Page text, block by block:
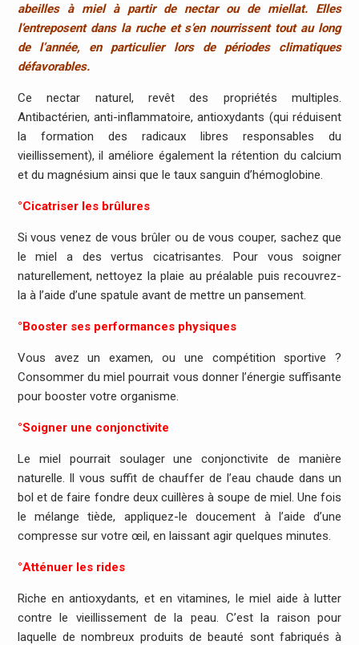
abeilles à miel à partir de nectar ou de miellat. Elles
l’entreposent dans la ruche et s’en nourrissent tout au long
de l’année, en particulier lors de périodes climatiques
défavorables.
Ce nectar naturel, revêt des propriétés multiples.
Antibactérien, anti-inflammatoire, antioxydants (qui réduisent
la formation des radicaux libres responsables du
vieillissement), il améliore également la rétention du calcium
et du magnésium ainsi que le taux sanguin d’hémoglobine.
°Cicatriser les brûlures
Si vous venez de vous brûler ou de vous couper, sachez que
le miel a des vertus cicatrisantes. Pour vous soigner
naturellement, nettoyez la plaie au préalable puis recouvrez-
la à l’aide d’une spatule avant de mettre un pansement.
°Booster ses performances physiques
Vous avez un examen, ou une compétition sportive ?
Consommer du miel pourrait vous donner l’énergie suffisante
pour booster votre organisme.
°Soigner une conjonctivite
Le miel pourrait soulager une conjonctivite de manière
naturelle. Il vous suffit de chauffer de l’eau chaude dans un
bol et de faire fondre deux cuillères à soupe de miel. Une fois
le mélange tiède, appliquez-le doucement à l’aide d’une
compresse sur votre œil, en laissant agir quelques minutes.
°Atténuer les rides
Riche en antioxydants, et en vitamines, le miel aide à lutter
contre le vieillissement de la peau. C’est la raison pour
laquelle de nombreux produits de beauté sont fabriqués à